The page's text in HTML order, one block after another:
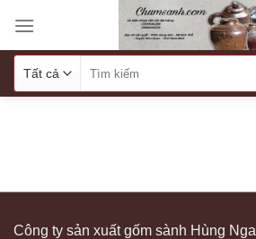
content
Công ty sản xuất gốm sành Hùng Nga